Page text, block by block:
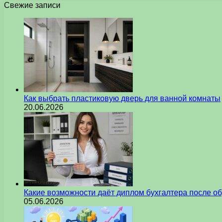
Свежие записи
Как выбрать пластиковую дверь для ванной комнаты
20.06.2026
Какие возможности даёт диплом бухгалтера после
05.06.2026